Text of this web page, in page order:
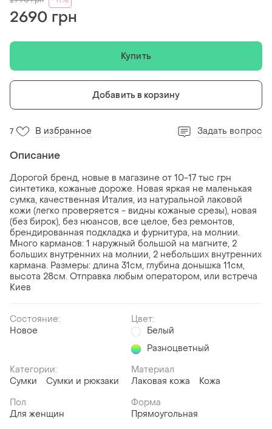
2690 грн
Купить
Добавить в корзину
7 В избранное Задать вопрос
Описание
Дорогой бренд, новые в магазине от 10-17 тыс грн
синтетика, кожаные дороже. Новая яркая не маленькая
сумка, качественная Италия, из натуральной лаковой
кожи (легко проверяется - видны кожаные срезы), новая
(без бирок), без нюансов, все целое, без ремонтов,
брендированная подкладка и фурнитура, на молнии.
Много карманов: 1 наружный большой на магните, 2
больших внутренних на молнии, 2 небольших внутренних
кармана. Размеры: длина 31см, глубина донышка 11см,
высота 28см. Отправка любым оператором, или встреча
Киев
Состояние:
Новое
Цвет:
Белый
Разноцветный
Категории:
Сумки
Сумки и рюкзаки
Материал
Лаковая кожа
Кожа
Пол
Для женщин
Форма
Прямоугольная